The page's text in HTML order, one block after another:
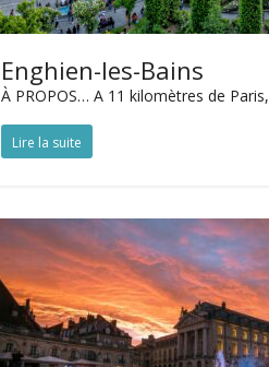
Enghien-les-Bains
À PROPOS… A 11 kilomètres de Paris,
Lire la suite